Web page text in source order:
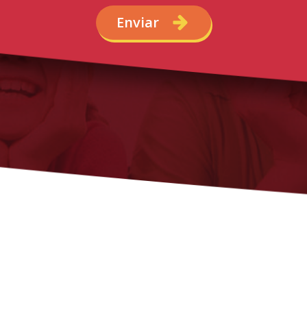
Enviar